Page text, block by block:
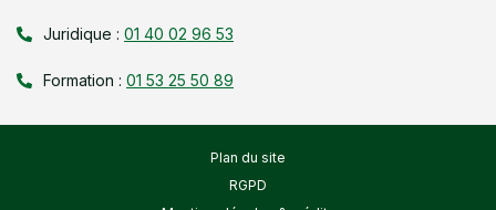
Juridique : 01 40 02 96 53
Formation : 01 53 25 50 89
Plan du site
RGPD